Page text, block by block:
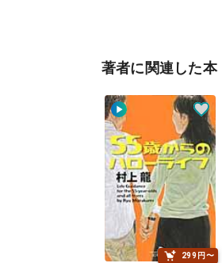
著者に関連した本
299円〜